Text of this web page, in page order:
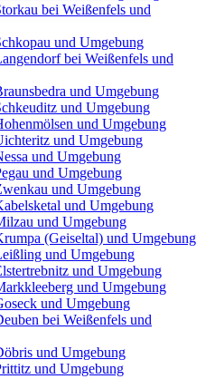
bei Weißenfels und
und Umgebung
bei Weißenfels und
und Umgebung
und Umgebung
und Umgebung
und Umgebung
und Umgebung
und Umgebung
und Umgebung
und Umgebung
und Umgebung
(Geiseltal) und Umgebung
und Umgebung
und Umgebung
und Umgebung
und Umgebung
bei Weißenfels und
und Umgebung
und Umgebung